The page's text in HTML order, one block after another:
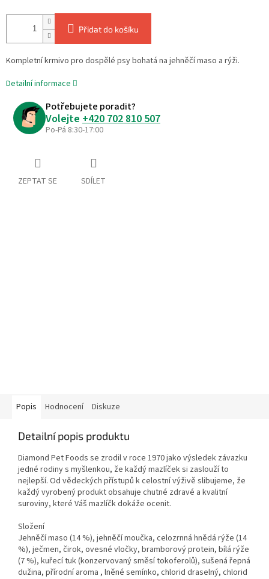
Přidat do košíku
Kompletní krmivo pro dospělé psy bohatá na jehněčí maso a rýži.
Detailní informace
Potřebujete poradit?
Volejte +420 702 810 507
Po-Pá 8:30-17:00
ZEPTAT SE SDÍLET
Popis Hodnocení Diskuze
Detailní popis produktu
Diamond Pet Foods se zrodil v roce 1970 jako výsledek závazku
jedné rodiny s myšlenkou, že každý mazlíček si zaslouží to
nejlepší. Od vědeckých přístupů k celostní výživě slibujeme, že
každý vyrobený produkt obsahuje chutné zdravé a kvalitní
suroviny, které Váš mazlíčk dokáže ocenit.
Složení
Jehněčí maso (14 %), jehněčí moučka, celozrnná hnědá rýže (14
%), ječmen, čirok, ovesné vločky, bramborový protein, bílá rýže
(7 %), kuřecí tuk (konzervovaný směsí tokoferolů), sušená řepná
dužina, přírodní aroma , lněné semínko, chlorid draselný, chlorid